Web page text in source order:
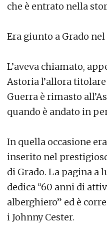
che è entrato nella
Era giunto a Grado nel
L’aveva chiamato,
Astoria l’allora
Guerra è rimasto
quando è andato in
In quella occasione
inserito nel
di Grado. La pagina a
dedica “60 anni di
alberghiero” ed è
i Johnny Cester.